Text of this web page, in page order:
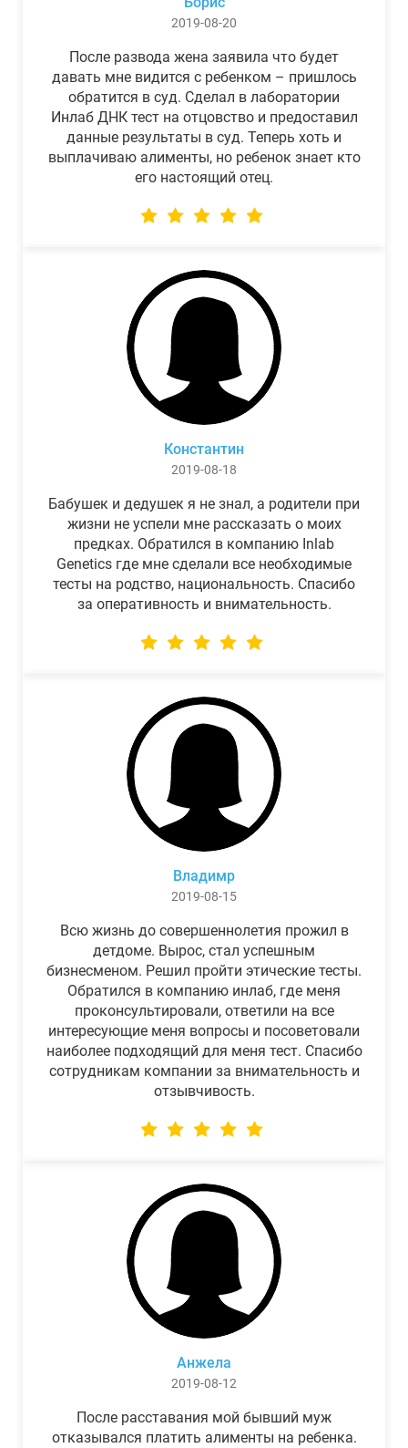
2019-08-20
После развода жена заявила что будет
давать мне видится с ребенком – пришлось
обратится в суд. Сделал в лаборатории
Инлаб ДНК тест на отцовство и предоставил
данные результаты в суд. Теперь хоть и
выплачиваю алименты, но ребенок знает кто
его настоящий отец.
Константин
2019-08-18
Бабушек и дедушек я не знал, а родители при
жизни не успели мне рассказать о моих
предках. Обратился в компанию Inlab
Genetics где мне сделали все необходимые
тесты на родство, национальность. Спасибо
за оперативность и внимательность.
Владимр
2019-08-15
Всю жизнь до совершеннолетия прожил в
детдоме. Вырос, стал успешным
бизнесменом. Решил пройти этические тесты.
Обратился в компанию инлаб, где меня
проконсультировали, ответили на все
интересующие меня вопросы и посоветовали
наиболее подходящий для меня тест. Спасибо
сотрудникам компании за внимательность и
отзывчивость.
Анжела
2019-08-12
После расставания мой бывший муж
отказывался платить алименты на ребенка.